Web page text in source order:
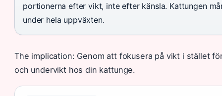
portionerna efter vikt, inte efter känsla. Kattungen
under hela uppväxten.
The implication: Genom att fokusera på vikt i stället
och undervikt hos din kattunge.